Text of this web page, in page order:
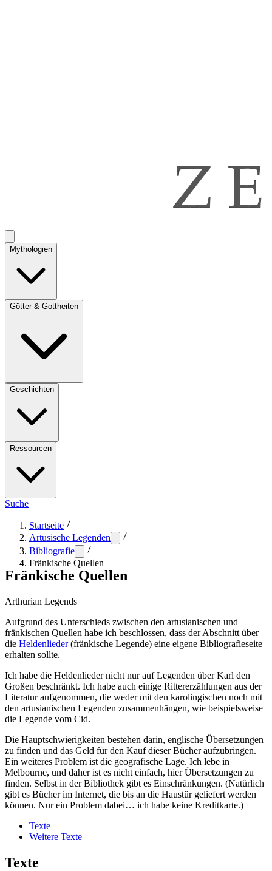
Mythologien
Götter & Gottheiten
Geschichten
Ressourcen
Suche
Startseite
Artusische Legenden
Bibliografie
Fränkische Quellen
Fränkische Quellen
Arthurian Legends
Aufgrund des Unterschieds zwischen den artusianischen und
fränkischen Quellen habe ich beschlossen, dass der Abschnitt über
die Heldenlieder(fränkische Legende) eine eigene Bibliografieseite
erhalten sollte.
Ich habe die Heldenlieder nicht nur auf Legenden über Karl den
Großen beschränkt. Ich habe auch einige Rittererzählungen aus der
Literatur aufgenommen, die weder mit den karolingischen noch mit
den artusianischen Legenden zusammenhängen, wie beispielsweise
die Legende vom Cid.
Die Hauptschwierigkeiten bestehen darin, englische Übersetzungen
zu finden und das Geld für den Kauf dieser Bücher aufzubringen.
Ein weiteres Problem ist die geografische Lage. Ich lebe in
Melbourne, und daher ist es nicht einfach, hier Übersetzungen zu
finden. Selbst in der Bibliothek gibt es Einschränkungen. (Natürlich
gibt es Bücher im Internet, die bis an die Haustür geliefert werden
können. Nur ein Problem dabei… ich habe keine Kreditkarte.)
Texte
Weitere Texte
Texte